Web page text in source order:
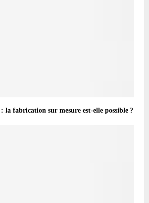
la fabrication sur mesure est-elle possible ?